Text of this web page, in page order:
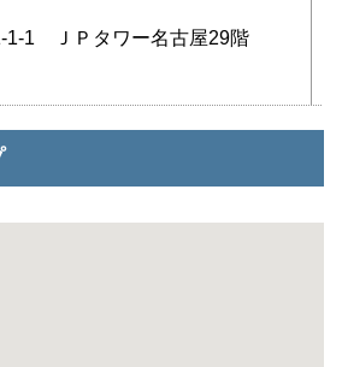
1-1 ＪＰタワー名古屋29階